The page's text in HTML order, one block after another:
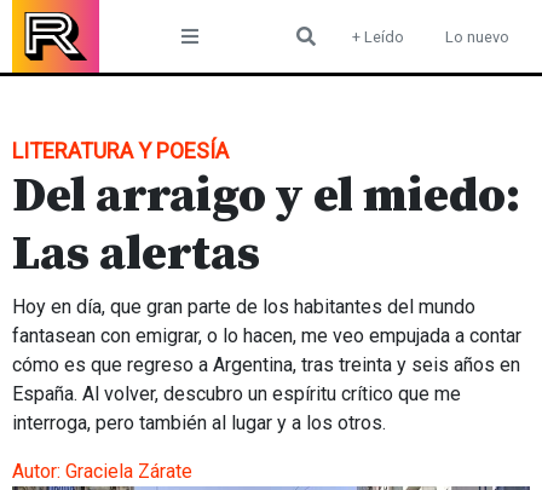
Skip
content
+ Leído Lo nuevo
LITERATURA Y POESÍA
Del arraigo y el miedo:
Las alertas
Hoy en día, que gran parte de los habitantes del mundo
fantasean con emigrar, o lo hacen, me veo empujada a contar
cómo es que regreso a Argentina, tras treinta y seis años en
España. Al volver, descubro un espíritu crítico que me
interroga, pero también al lugar y a los otros.
Autor: Graciela Zárate